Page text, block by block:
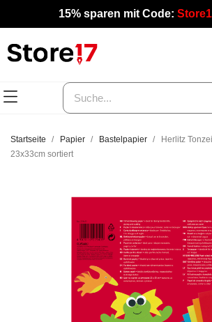
15% sparen mit Code:
Startseite Papier Bastelpapier
Herlitz
23x33cm sortiert